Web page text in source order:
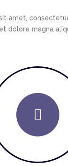
amet,
dolore magna